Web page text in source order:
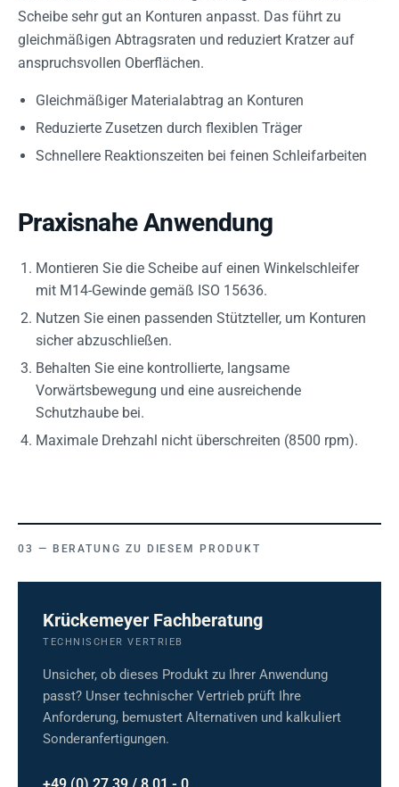
Scheibe sehr gut an Konturen anpasst. Das führt zu
gleichmäßigen Abtragsraten und reduziert Kratzer auf
anspruchsvollen Oberflächen.
Gleichmäßiger Materialabtrag an Konturen
Reduzierte Zusetzen durch flexiblen Träger
Schnellere Reaktionszeiten bei feinen Schleifarbeiten
Praxisnahe Anwendung
Montieren Sie die Scheibe auf einen Winkelschleifer
mit M14-Gewinde gemäß ISO 15636.
Nutzen Sie einen passenden Stützteller, um Konturen
sicher abzuschließen.
Behalten Sie eine kontrollierte, langsame
Vorwärtsbewegung und eine ausreichende
Schutzhaube bei.
Maximale Drehzahl nicht überschreiten (8500 rpm).
BERATUNG ZU DIESEM PRODUKT
Krückemeyer Fachberatung
TECHNISCHER VERTRIEB
Unsicher, ob dieses Produkt zu Ihrer Anwendung
passt? Unser technischer Vertrieb prüft Ihre
Anforderung, bemustert Alternativen und kalkuliert
Sonderanfertigungen.